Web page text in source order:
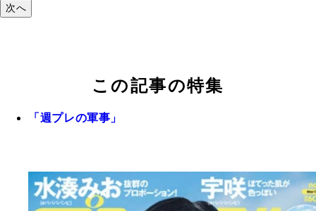
次へ
この記事の特集
「週プレの軍事」